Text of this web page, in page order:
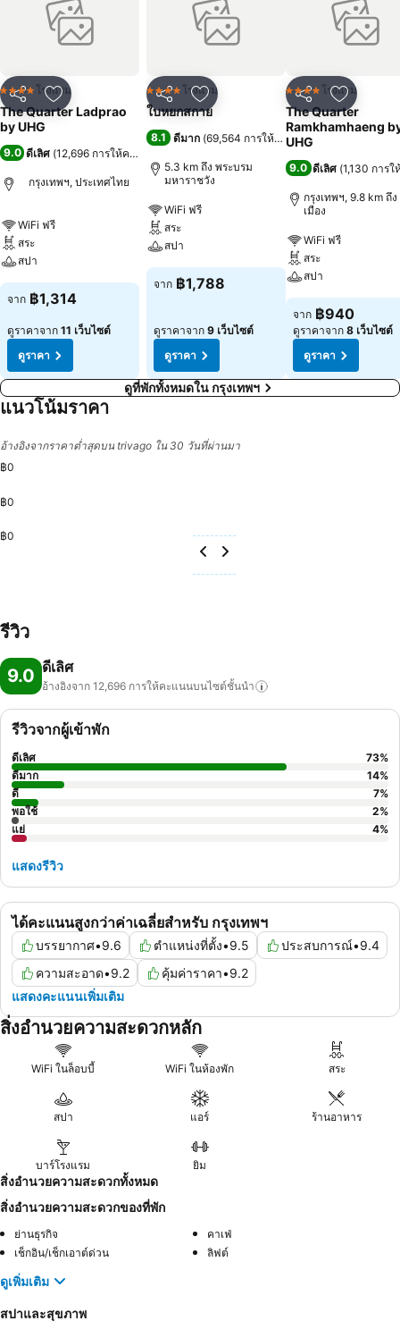
แชร์ เพิ่มในรายการโปรด
4 ดาว โรงแรม
The Quarter Ladprao
by UHG
9.0 ดีเลิศ (12,696 การให้คะแนน
กรุงเทพฯ, ประเทศไทย
WiFi ฟรี
สระ
สปา
จาก ฿1,314
ดูราคาจาก 11 เว็บไซต์
ดูราคา
แชร์ เพิ่มในรายการโปรด
4 ดาว โรงแรม
ใบหยกสกาย
8.1 ดีมาก (69,564 การให้คะแนน)
5.3 km ถึง พระบรม
มหาราชวัง
WiFi ฟรี
สระ
สปา
จาก ฿1,788
ดูราคาจาก 9 เว็บไซต์
ดูราคา
แชร์ เพิ่มในรา
4 ดาว โรงแรม
The Quarter
Ramkhamhaeng
UHG
9.0 ดีเลิศ (1,130 การ
กรุงเทพฯ, 9.8 km ถึ
เมือง
WiFi ฟรี
สระ
สปา
จาก ฿940
ดูราคาจาก 8 เว็บไซต์
ดูราคา
ดูที่พักทั้งหมดใน กรุงเทพฯ
แนวโน้มราคา
อ้างอิงจากราคาต่ำสุดบน trivago ใน 30 วันที่ผ่านมา
฿0
฿0
฿0
รีวิว
9.0 ดีเลิศ
อ้างอิงจาก 12,696 การให้คะแนนบนไซต์ชั้นนำ
ได้คะแนนสูงกว่าค่าเฉลี่ยสำหรับ กรุงเทพฯ
บรรยากาศ•9.6 ตำแหน่งที่ตั้ง•9.5 ประสบการณ์•9.4
ความสะอาด•9.2 คุ้มค่าราคา•9.2
แสดงคะแนนเพิ่มเติม
รีวิวจากผู้เข้าพัก
ดีเลิศ 73%
ดีมาก
14%
ดี
7%
พอใช้
2%
แย่
4%
แสดงรีวิว
สิ่งอำนวยความสะดวกหลัก
WiFi ในล็อบบี้ WiFi ในห้องพัก สระ
สปา แอร์ ร้านอาหาร
บาร์โรงแรม ยิม
สิ่งอำนวยความสะดวกทั้งหมด
สิ่งอำนวยความสะดวกของที่พัก
ย่านธุรกิจ
คาเฟ่
เช็กอิน/เช็กเอาต์ด่วน
ลิฟต์
ดูเพิ่มเติม
สปาและสุขภาพ